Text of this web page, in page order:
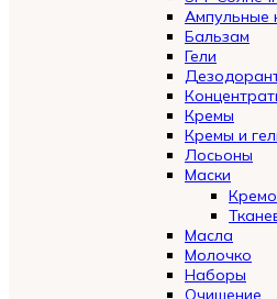
Ампульные
Бальзам
Гели
Кремы
Кремы и
Лосьоны
Маски
Масла
Молочко
Наборы
Очищение